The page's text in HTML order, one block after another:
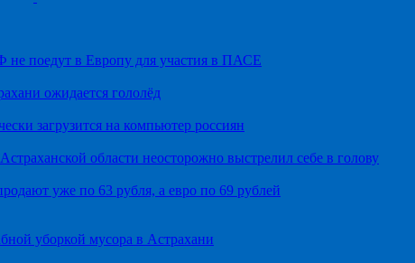
не поедут в Европу для участия в ПАСЕ
ожидается гололёд
загрузится на компьютер россиян
области неосторожно выстрелил себе в голову
уже по 63 рубля, а евро по 69 рублей
уборкой мусора в Астрахани